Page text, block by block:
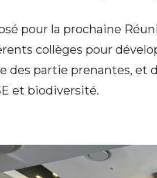
pour la prochaine
collèges pour
des partie prenantes, et
et biodiversité.